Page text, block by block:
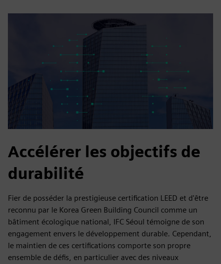
Accélérer les objectifs de
durabilité
Fier de posséder la prestigieuse certification LEED et d'être
reconnu par le Korea Green Building Council comme un
bâtiment écologique national, IFC Séoul témoigne de son
engagement envers le développement durable. Cependant,
le maintien de ces certifications comporte son propre
ensemble de défis, en particulier avec des niveaux